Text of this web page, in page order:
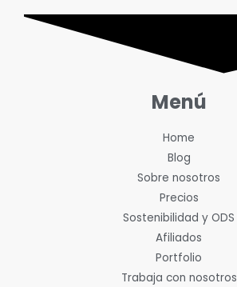
Menú
Home
Blog
Sobre nosotros
Precios
Sostenibilidad y ODS
Afiliados
Portfolio
Trabaja con nosotros